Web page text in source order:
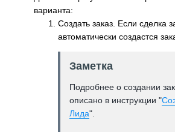
варианта:
Создать заказ. Если сделка
автоматически создастся
Заметка
Подробнее о создании
описано в инструкции "
Лида".